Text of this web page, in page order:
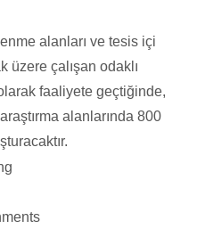
alanları ve tesis içi
üzere çalışan odaklı
faaliyete geçtiğinde,
alanlarında 800